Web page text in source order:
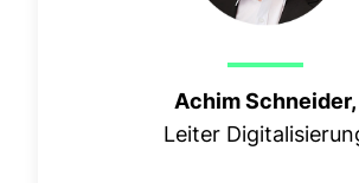
Achim Schneider,
Leiter